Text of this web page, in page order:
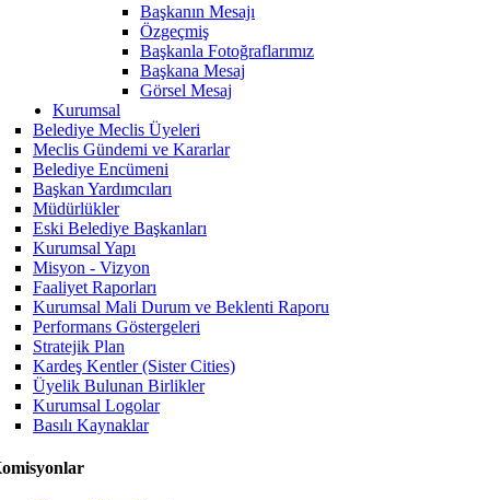
Başkanın Mesajı
Özgeçmiş
Başkanla Fotoğraflarımız
Başkana Mesaj
Görsel Mesaj
Kurumsal
Belediye Meclis Üyeleri
Meclis Gündemi ve Kararlar
Belediye Encümeni
Başkan Yardımcıları
Müdürlükler
Eski Belediye Başkanları
Kurumsal Yapı
Misyon - Vizyon
Faaliyet Raporları
Kurumsal Mali Durum ve Beklenti Raporu
Performans Göstergeleri
Stratejik Plan
Kardeş Kentler (Sister Cities)
Üyelik Bulunan Birlikler
Kurumsal Logolar
Basılı Kaynaklar